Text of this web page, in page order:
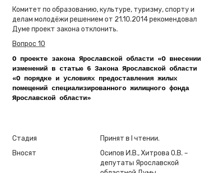
Комитет по образованию, культуре, туризму, спорту и
делам молодёжи решением от 21.10.2014 рекомендовал
Думе проект закона отклонить.
Вопрос 10
О проекте закона Ярославской области «О внесении
изменений в статью 6 Закона Ярославской области
«О порядке и условиях предоставления жилых
помещений специализированного жилищного фонда
Ярославской области»
Стадия
Принят в I чтении.
Вносят
Осипов И.В., Хитрова О.В. –
депутаты Ярославской